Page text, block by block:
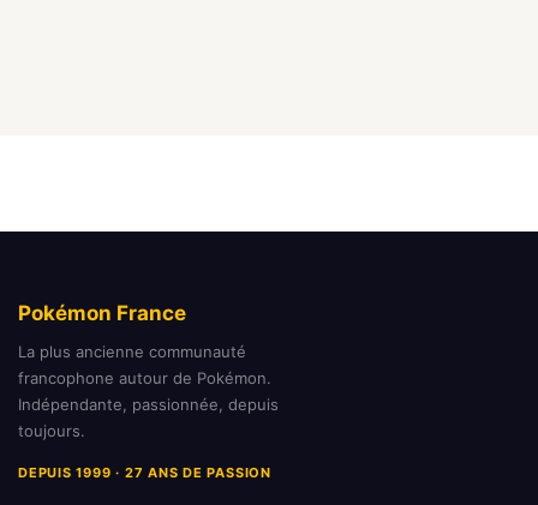
Pokémon France
La plus ancienne communauté
francophone autour de Pokémon.
Indépendante, passionnée, depuis
toujours.
DEPUIS 1999 · 27 ANS DE PASSION